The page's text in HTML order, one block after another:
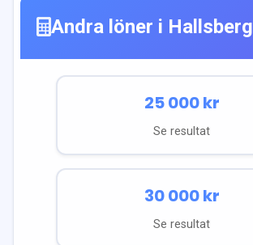
Andra löner i Hallsberg
25 000kr
Se resultat
30 000kr
Se resultat